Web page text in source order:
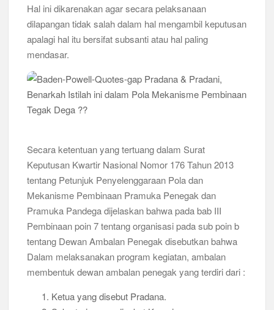
Hal ini dikarenakan agar secara pelaksanaan
dilapangan tidak salah dalam hal mengambil keputusan
apalagi hal itu bersifat subsanti atau hal paling
mendasar.
Secara ketentuan yang tertuang dalam Surat
Keputusan Kwartir Nasional Nomor 176 Tahun 2013
tentang Petunjuk Penyelenggaraan Pola dan
Mekanisme Pembinaan Pramuka Penegak dan
Pramuka Pandega dijelaskan bahwa pada bab III
Pembinaan poin 7 tentang organisasi pada sub poin b
tentang Dewan Ambalan Penegak disebutkan bahwa
Dalam melaksanakan program kegiatan, ambalan
membentuk dewan ambalan penegak yang terdiri dari :
Ketua yang disebut Pradana.